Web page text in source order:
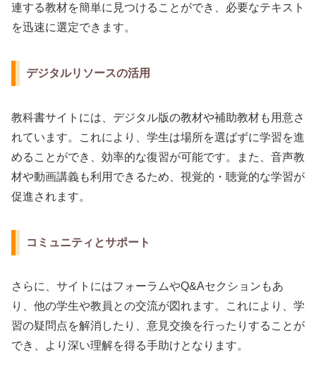
連する教材を簡単に見つけることができ、必要なテキスト
を迅速に選定できます。
デジタルリソースの活用
教科書サイトには、デジタル版の教材や補助教材も用意さ
れています。これにより、学生は場所を選ばずに学習を進
めることができ、効率的な復習が可能です。また、音声教
材や動画講義も利用できるため、視覚的・聴覚的な学習が
促進されます。
コミュニティとサポート
さらに、サイトにはフォーラムやQ&Aセクションもあ
り、他の学生や教員との交流が図れます。これにより、学
習の疑問点を解消したり、意見交換を行ったりすることが
でき、より深い理解を得る手助けとなります。